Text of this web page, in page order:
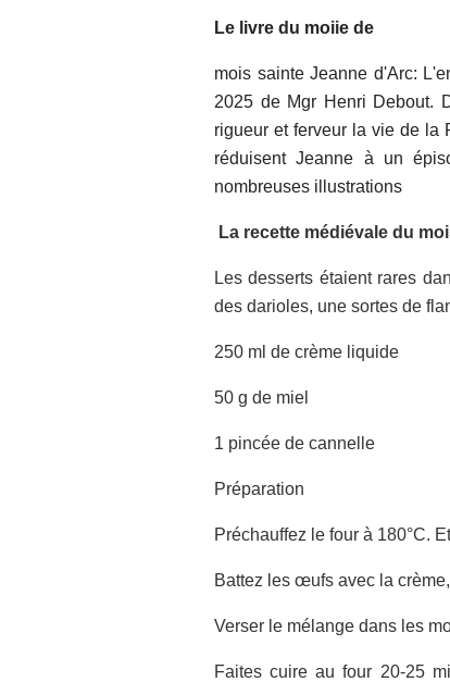
Le livre du moiie de
mois sainte Jeanne d'Arc:
2025 de Mgr Henri Debout.
rigueur et ferveur la vie de la
réduisent Jeanne à un
nombreuses illustrations
La recette médiévale du
Les desserts étaient rares
des darioles, une sortes de
250 ml de crème liquide
50 g de miel
1 pincée de cannelle
Préparation
Préchauffez le four à 180°C.
Battez les œufs avec la
Verser le mélange dans les
Faites cuire au four 20-25